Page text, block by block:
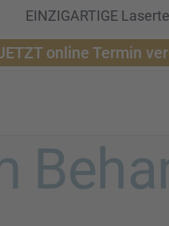
EINZIGARTIGE
online Termin